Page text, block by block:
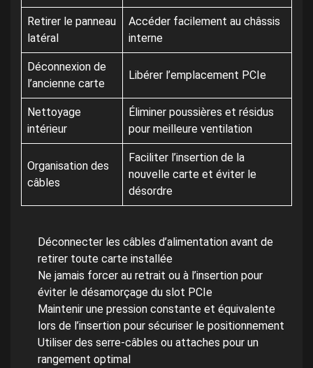
Retirer le panneau
latéral
Accéder facilement au châssis
interne
Déconnexion de
l’ancienne carte
Libérer l’emplacement PCIe
Nettoyage
intérieur
Éliminer poussières et résidus
pour meilleure ventilation
Organisation des
câbles
Faciliter l’insertion de la
nouvelle carte et éviter le
désordre
Déconnecter les câbles d’alimentation avant de
retirer toute carte installée
Ne jamais forcer au retrait ou à l’insertion pour
éviter le désamorçage du slot PCIe
Maintenir une pression constante et équivalente
lors de l’insertion pour sécuriser le positionnement
Utiliser des serre-câbles ou attaches pour un
rangement optimal